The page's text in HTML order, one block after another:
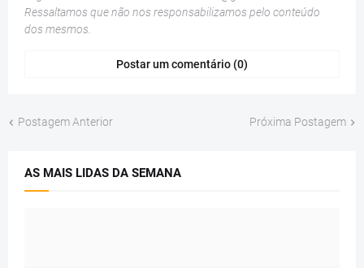
Ressaltamos que não nos responsabilizamos pelo conteúdo
dos mesmos.
Postar um comentário (0)
Postagem Anterior Próxima Postagem
AS MAIS LIDAS DA SEMANA